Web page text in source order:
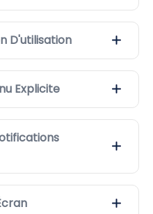
D'utilisation
Explicite